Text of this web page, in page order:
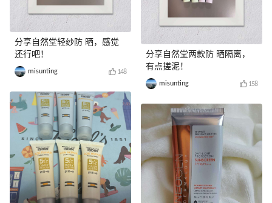
分享自然堂轻纱防 晒，感觉
还行吧！
misunting 148
分享自然堂两款防 晒隔离，
有点搓泥！
misunting 158